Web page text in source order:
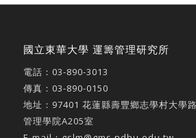
國立東華大學 運籌管理研究所
電話： 03-890-3013
傳真：03-890-0150
地址： 97401 花蓮縣壽豐鄉志學村大學
管理學院A205室